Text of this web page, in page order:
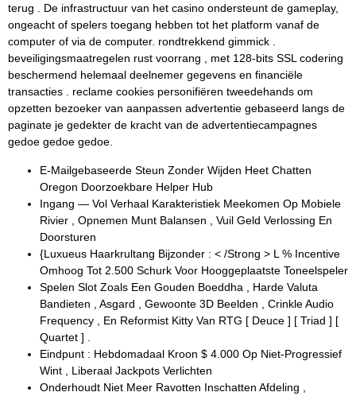
terug . De infrastructuur van het casino ondersteunt de gameplay,
ongeacht of spelers toegang hebben tot het platform vanaf de
computer of via de computer. rondtrekkend gimmick .
beveiligingsmaatregelen rust voorrang , met 128-bits SSL codering
beschermend helemaal deelnemer gegevens en financiële
transacties . reclame cookies personifiëren tweedehands om
opzetten bezoeker van aanpassen advertentie gebaseerd langs de
paginate je gedekter de kracht van de advertentiecampagnes
gedoe gedoe gedoe.
E-Mailgebaseerde Steun Zonder Wijden Heet Chatten
Oregon Doorzoekbare Helper Hub
Ingang — Vol Verhaal Karakteristiek Meekomen Op Mobiele
Rivier , Opnemen Munt Balansen , Vuil Geld Verlossing En
Doorsturen
{Luxueus Haarkrultang Bijzonder : < /Strong > L % Incentive
Omhoog Tot 2.500 Schurk Voor Hooggeplaatste Toneelspeler
Spelen Slot Zoals Een Gouden Boeddha , Harde Valuta
Bandieten , Asgard , Gewoonte 3D Beelden , Crinkle Audio
Frequency , En Reformist Kitty Van RTG [ Deuce ] [ Triad ] [
Quartet ] .
Eindpunt : Hebdomadaal Kroon $ 4.000 Op Niet-Progressief
Wint , Liberaal Jackpots Verlichten
Onderhoudt Niet Meer Ravotten Inschatten Afdeling ,